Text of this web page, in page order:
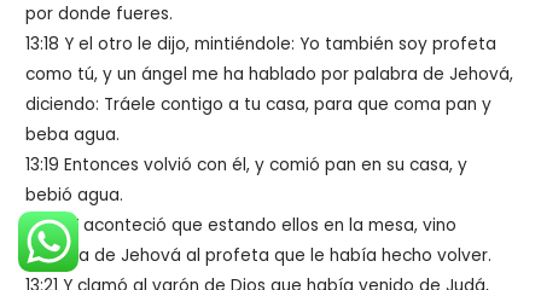
por donde fueres.
13:18 Y el otro le dijo, mintiéndole: Yo también soy profeta
como tú, y un ángel me ha hablado por palabra de Jehová,
diciendo: Tráele contigo a tu casa, para que coma pan y
beba agua.
13:19 Entonces volvió con él, y comió pan en su casa, y
bebió agua.
13:20 Y aconteció que estando ellos en la mesa, vino
palabra de Jehová al profeta que le había hecho volver.